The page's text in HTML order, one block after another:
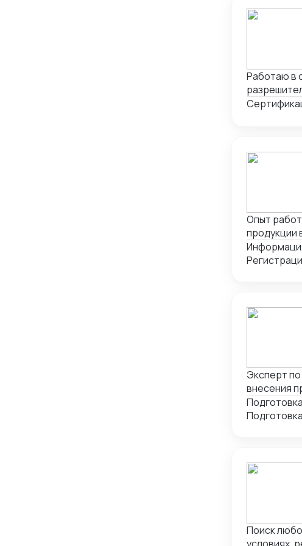
Работаю в
Опыт
продукции
Эксперт
внесения
Поиск